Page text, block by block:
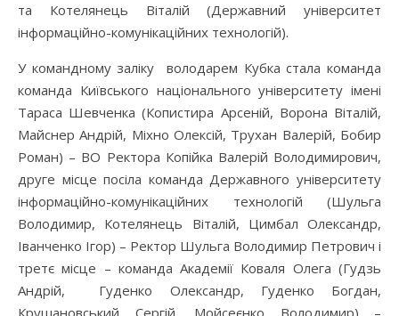
та Котелянець Віталій (Державний університет
інформаційно-комунікаційних технологій).
У командному заліку володарем Кубка стала команда
команда Київського національного університету імені
Тараса Шевченка (Копистира Арсеній, Ворона Віталій,
Майснер Андрій, Міхно Олексій, Трухан Валерій, Бобир
Роман) – ВО Ректора Копійка Валерій Володимирович,
друге місце посіла команда Державного університету
інформаційно-комунікаційних технологій (Шульга
Володимир, Котелянець Віталій, Цимбал Олександр,
Іванченко Ігор) – Ректор Шульга Володимир Петрович і
третє місце – команда Академії Коваля Олега (Гудзь
Андрій, Гуденко Олександр, Гуденко Богдан,